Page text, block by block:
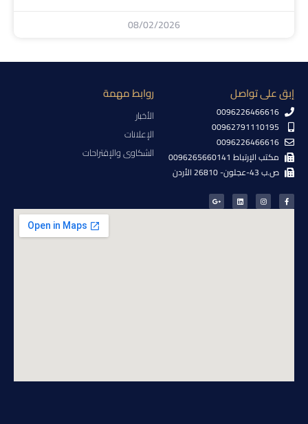
08/02/2026
إبق على تواصل
0096226466616
00962791110195
0096226466616
مكتب الإرتباط 0096265660141
ص.ب 43-عجلون- 26810 الأردن
روابط مهمة
الأخبار
الإعلانات
الشكاوى والإقتراحات